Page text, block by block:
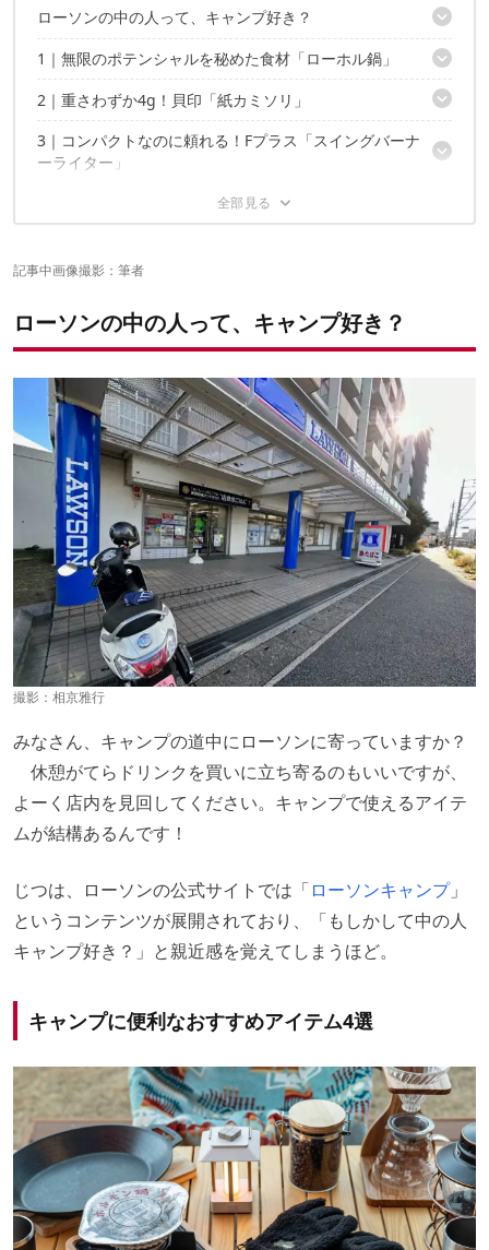
ローソンの中の人って、キャンプ好き？
キャンプに便利なおすすめアイテム4選
1｜無限のポテンシャルを秘めた食材「ローホル鍋」
鍋すら不要！加熱するだけで完成
アレンジ自在で飽きない
2｜重さわずか4g！貝印「紙カミソリ」
極軽・極薄の紙製カミソリ
3枚刃が採用された本格仕様
3｜コンパクトなのに頼れる！Fプラス「スイングバーナ
ーライター」
4｜ロゴスのアパレルまで…！「 防風グローブ スマート
フォン対応」
防風シート入りで風を通さない
紛失防止の工夫がある
キャンプで使えるアイテムを、ローソンで見つけよう！
記事中画像撮影：筆者
ローソンの中の人って、キャンプ好き？
撮影：相京雅行
みなさん、キャンプの道中にローソンに寄っていますか？
休憩がてらドリンクを買いに立ち寄るのもいいですが、
よーく店内を見回してください。キャンプで使えるアイテ
ムが結構あるんです！
じつは、ローソンの公式サイトでは「ローソンキャンプ」
というコンテンツが展開されており、「もしかして中の人
キャンプ好き？」と親近感を覚えてしまうほど。
キャンプに便利なおすすめアイテム4選